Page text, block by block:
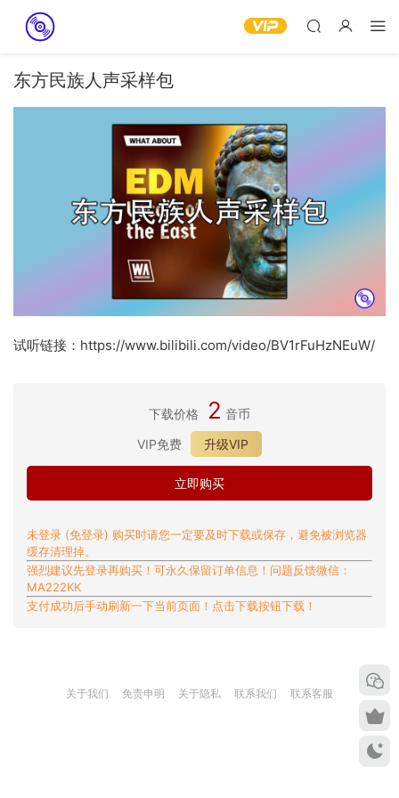
东方民族人声采样包
试听链接：https://www.bilibili.com/video/BV1rFuHzNEuW/
下载价格 2 音币
VIP免费
升级VIP
立即购买
未登录 (免登录) 购买时请您一定要及时下载或保存，避免被浏览器
缓存清理掉。
强烈建议先登录再购买！可永久保留订单信息！问题反馈微信：
MA222KK
支付成功后手动刷新一下当前页面！点击下载按钮下载！
关于我们 免责申明 关于隐私 联系我们 联系客服